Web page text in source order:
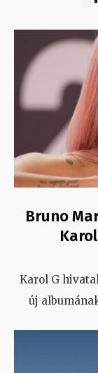
Bruno
Karol G
új